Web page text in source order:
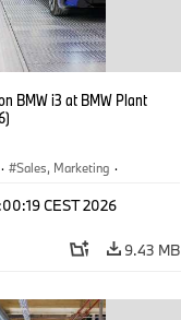
BMW i3 at BMW Plant
· Sales, Marketing ·
CEST 2026
9.43 MB